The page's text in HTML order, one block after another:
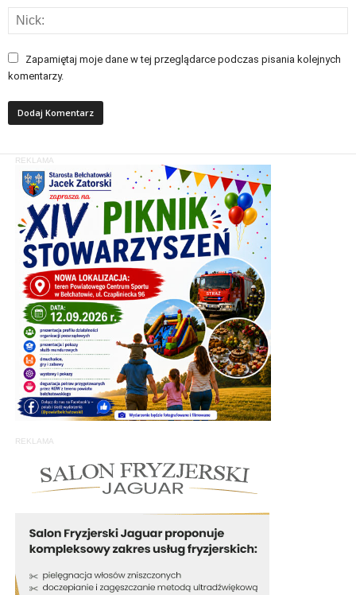
Zapamiętaj moje dane w tej przeglądarce podczas pisania kolejnych
komentarzy.
REKLAMA
REKLAMA